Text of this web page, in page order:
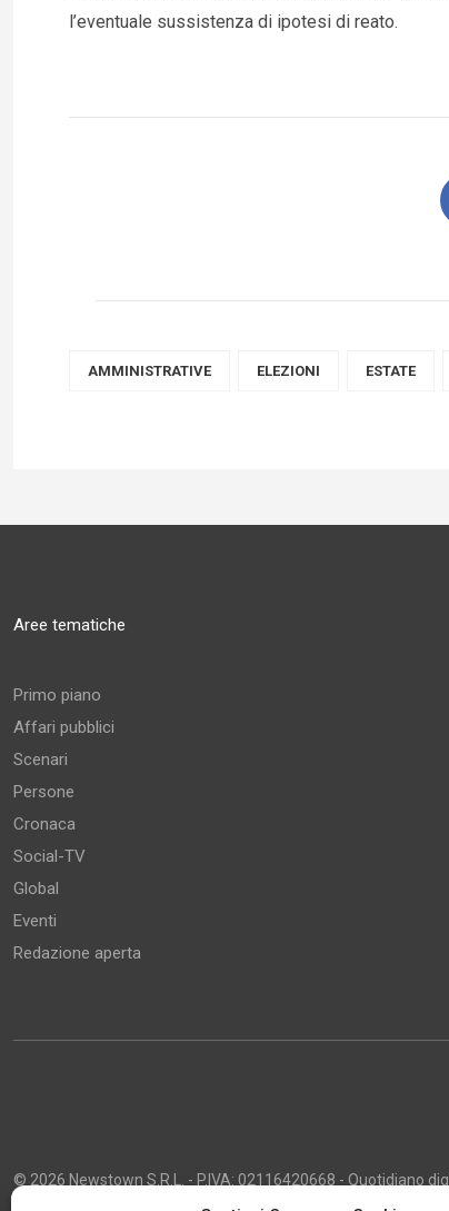
l’eventuale sussistenza di ipotesi di reato.
AMMINISTRATIVE ELEZIONI ESTATE
Aree tematiche
Primo piano
Affari pubblici
Scenari
Persone
Cronaca
Social-TV
Global
Eventi
Redazione aperta
© 2026 Newstown S.R.L. - P.IVA: 02116420668 - Quotidiano
2013 - Direttore Responsabile: Giustino Masciocco - Capo